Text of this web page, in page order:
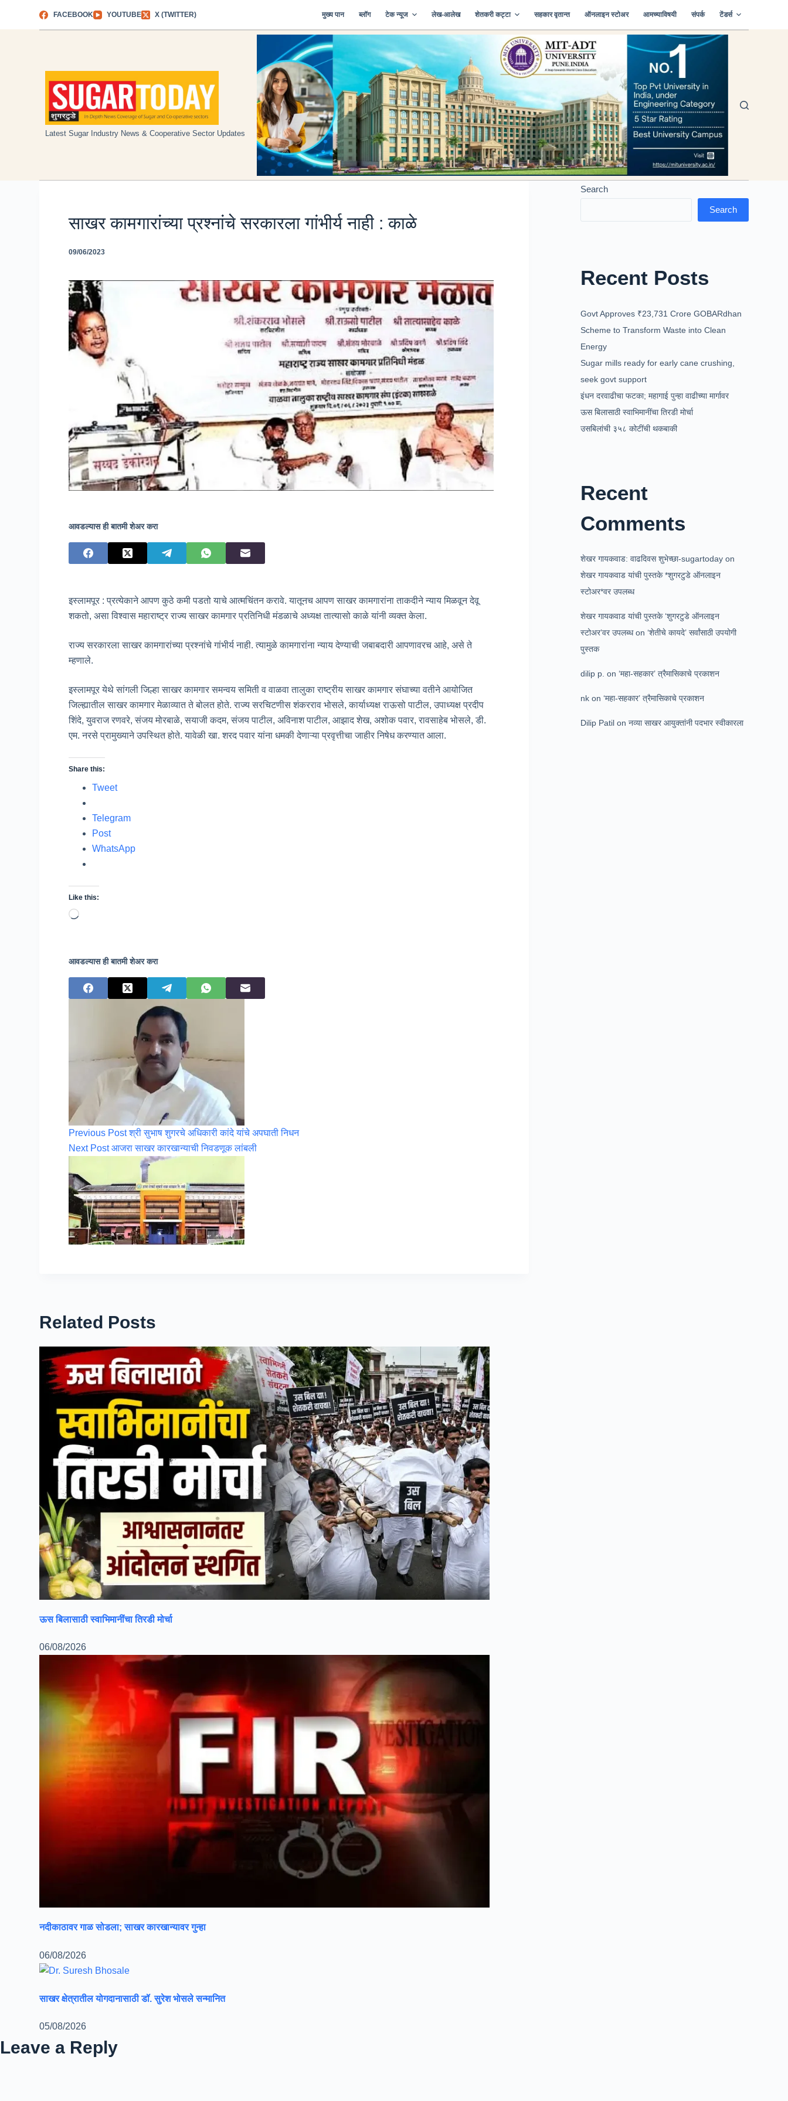
FACEBOOK YOUTUBE X (TWITTER) मुख्य पान ब्लॉग टेक न्यूज लेख-आलेख शेतकरी कट्टा सहकार वृतान्त ऑनलाइन स्टोअर आमच्याविषयी संपर्क टेंडर्स
Latest Sugar Industry News & Cooperative Sector Updates
साखर कामगारांच्या प्रश्नांचे सरकारला गांभीर्य नाही : काळे
09/06/2023
आवडल्यास ही बातमी शेअर करा
इस्लामपूर : प्रत्येकाने आपण कुठे कमी पडतो याचे आत्मचिंतन करावे. यातूनच आपण साखर कामगारांना ताकदीने न्याय मिळवून देवू
शकतो, असा विश्वास महाराष्ट्र राज्य साखर कामगार प्रतिनिधी मंडळाचे अध्यक्ष तात्यासो काळे यांनी व्यक्त केला.
राज्य सरकारला साखर कामगारांच्या प्रश्नांचे गांभीर्य नाही. त्यामुळे कामगारांना न्याय देण्याची जबाबदारी आपणावरच आहे, असे ते
म्हणाले.
इस्लामपूर येथे सांगली जिल्हा साखर कामगार समन्वय समिती व वाळवा तालुका राष्ट्रीय साखर कामगार संघाच्या वतीने आयोजित
जिल्ह्यातील साखर कामगार मेळाव्यात ते बोलत होते. राज्य सरचिटणीस शंकरराव भोसले, कार्याध्यक्ष राऊसो पाटील, उपाध्यक्ष प्रदीप
शिंदे, युवराज रणवरे, संजय मोरबाळे, सयाजी कदम, संजय पाटील, अविनाश पाटील, आझाद शेख, अशोक पवार, रावसाहेब भोसले, डी.
एम. नरसे प्रामुख्याने उपस्थित होते. यावेळी खा. शरद पवार यांना धमकी देणाऱ्या प्रवृत्तीचा जाहीर निषेध करण्यात आला.
Share this:
Tweet
Telegram
Post
WhatsApp
Like this:
Loading…
आवडल्यास ही बातमी शेअर करा
Previous Post श्री सुभाष शुगरचे अधिकारी कांदे यांचे अपघाती निधन
Next Post आजरा साखर कारखान्याची निवडणूक लांबली
Search
Search
Recent Posts
Govt Approves ₹23,731 Crore GOBARdhan
Scheme to Transform Waste into Clean
Energy
Sugar mills ready for early cane crushing,
seek govt support
इंधन दरवाढीचा फटका; महागाई पुन्हा वाढीच्या मार्गावर
ऊस बिलासाठी स्वाभिमानींचा तिरडी मोर्चा
उसबिलांची ३५८ कोटींची थकबाकी
Recent
Comments
शेखर गायकवाड: वाढदिवस शुभेच्छा-sugartoday on
शेखर गायकवाड यांची पुस्तके *शुगरटुडे ऑनलाइन
स्टोअर*वर उपलब्ध
शेखर गायकवाड यांची पुस्तके ‘शुगरटुडे ऑनलाइन
स्टोअर’वर उपलब्धon‘शेतीचे कायदे’ सर्वांसाठी उपयोगी
पुस्तक
dilip p. on‘महा-सहकार’ त्रैमासिकाचे प्रकाशन
nk on‘महा-सहकार’ त्रैमासिकाचे प्रकाशन
Dilip Patil onनव्या साखर आयुक्तांनी पदभार स्वीकारला
Related Posts
ऊस बिलासाठी स्वाभिमानींचा तिरडी मोर्चा
06/08/2026
नदीकाठावर गाळ सोडला; साखर कारखान्यावर गुन्हा
06/08/2026
साखर क्षेत्रातील योगदानासाठी डॉ. सुरेश भोसले सन्मानित
05/08/2026
Leave a Reply